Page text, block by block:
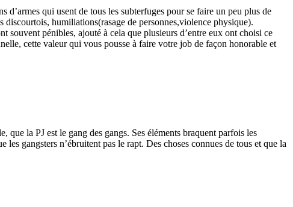
d’armes qui usent de tous les subterfuges pour se faire un peu plus de
humiliations(rasage de personnes,violence physique).
pénibles, ajouté à cela que plusieurs d’entre eux ont choisi ce
cette valeur qui vous pousse à faire votre job de façon honorable et
la PJ est le gang des gangs. Ses éléments braquent parfois les
gangsters n’ébruitent pas le rapt. Des choses connues de tous et que la